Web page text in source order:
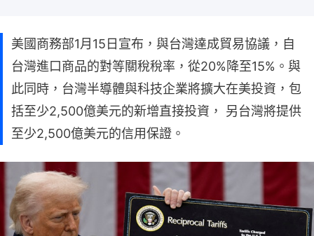
美國商務部1月15日宣布，與台灣達成貿易協議，自
台灣進口商品的對等關稅稅率，從20%降至15%。與
此同時，台灣半導體與科技企業將擴大在美投資，包
括至少2,500億美元的新增直接投資， 另台灣將提供
至少2,500億美元的信用保證。